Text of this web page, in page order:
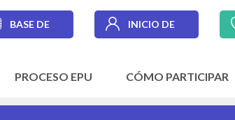
BASE DE INICIO DE
PROCESO EPU CÓMO PARTICIPAR